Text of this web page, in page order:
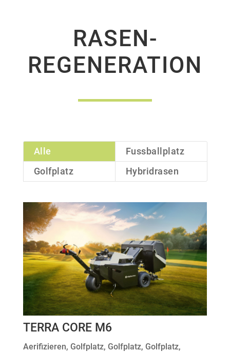
RASEN­
REGENERA­TION
Alle
Fussballplatz
Golfplatz
Hybridrasen
TERRA CORE M6
Aerifizieren, Golfplatz, Golfplatz, Golfplatz,